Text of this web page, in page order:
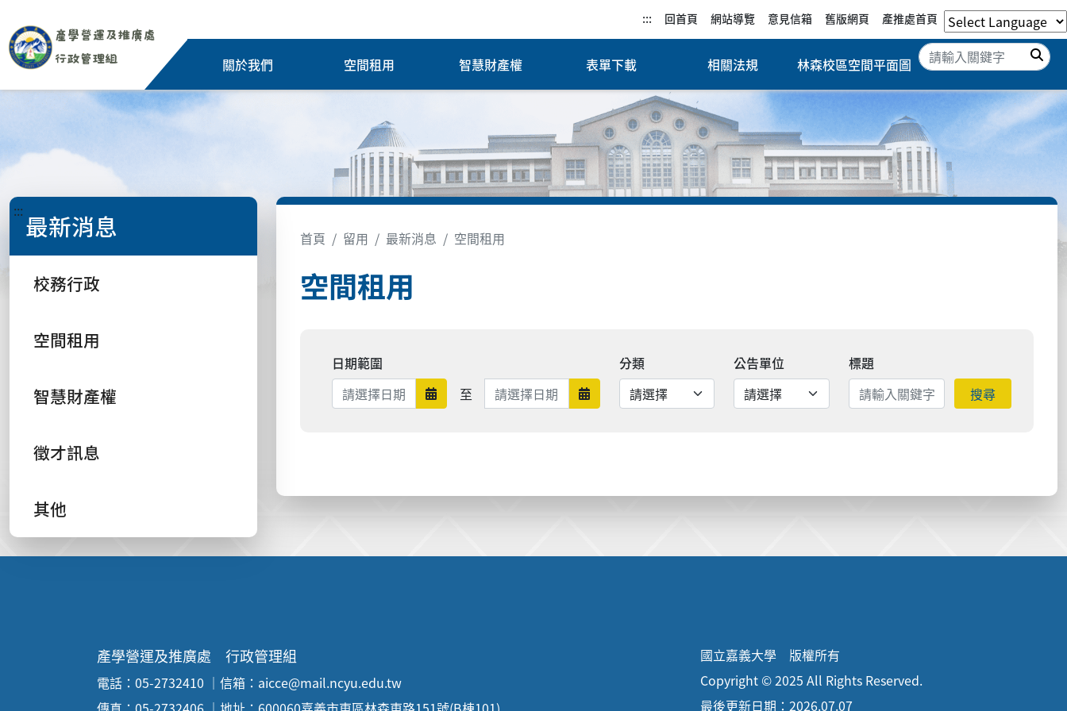
::: 回首頁 網站導覽 意見信箱 舊版網頁 產推處首頁
關於我們 空間租用 智慧財產權 表單下載 相關法規 林森校區空間平面圖
搜
::: 最新消息
校務行政
空間租用
智慧財產權
徵才訊息
其他
首頁 留用 最新消息 空間租用
空間租用
日期範圍
日期範圍開始
至 日期範圍結束 日期範圍結束
分類 公告單位
標題
搜尋
產學營運及推廣處 行政管理組
電話：05-2732410 ｜信箱：aicce@mail.ncyu.edu.tw
國立嘉義大學 版權所有
Copyright © 2025 All Rights Reserved.
最後更新日期：2026.07.07